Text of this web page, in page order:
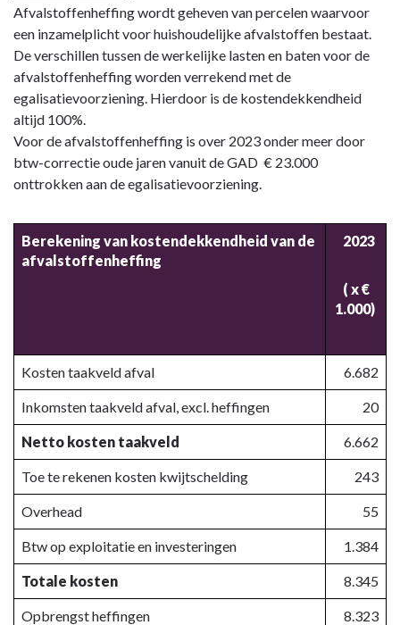
Afvalstoffenheffing wordt geheven van percelen waarvoor
een inzamelplicht voor huishoudelijke afvalstoffen bestaat.
De verschillen tussen de werkelijke lasten en baten voor de
afvalstoffenheffing worden verrekend met de
egalisatievoorziening. Hierdoor is de kostendekkendheid
altijd 100%.
Voor de afvalstoffenheffing is over 2023 onder meer door
btw-correctie oude jaren vanuit de GAD € 23.000
onttrokken aan de egalisatievoorziening.
Berekening van kostendekkendheid van de
afvalstoffenheffing
2023
( x €
1.000)
Kosten taakveld afval 6.682
Inkomsten taakveld afval, excl. heffingen 20
Netto kosten taakveld 6.662
Toe te rekenen kosten kwijtschelding 243
Overhead 55
Btw op exploitatie en investeringen 1.384
Totale kosten 8.345
Opbrengst heffingen 8.323